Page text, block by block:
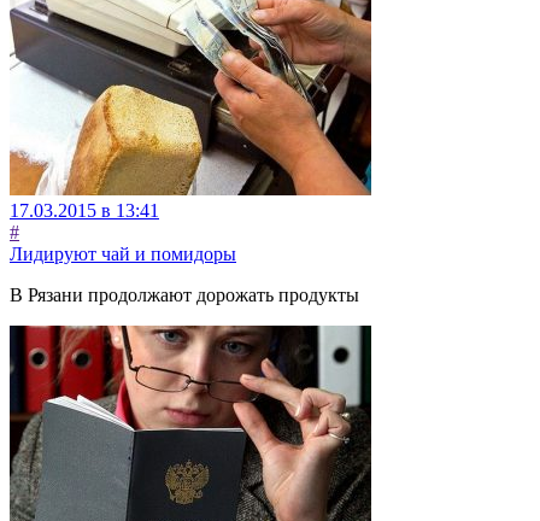
17.03.2015 в 13:41
#
Лидируют чай и помидоры
В Рязани продолжают дорожать продукты